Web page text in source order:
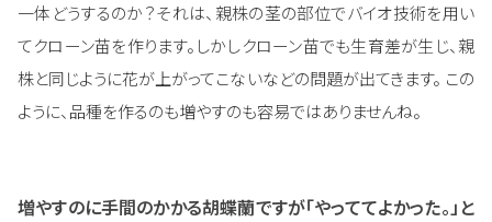
一体どうするのか？それは、親株の茎の部位でバイオ技術を用い
てクローン苗を作ります。しかしクローン苗でも生育差が生じ、親
株と同じように花が上がってこないなどの問題が出てきます。 この
ように、品種を作るのも増やすのも容易ではありませんね。
増やすのに手間のかかる胡蝶蘭ですが「やっててよかった。」と